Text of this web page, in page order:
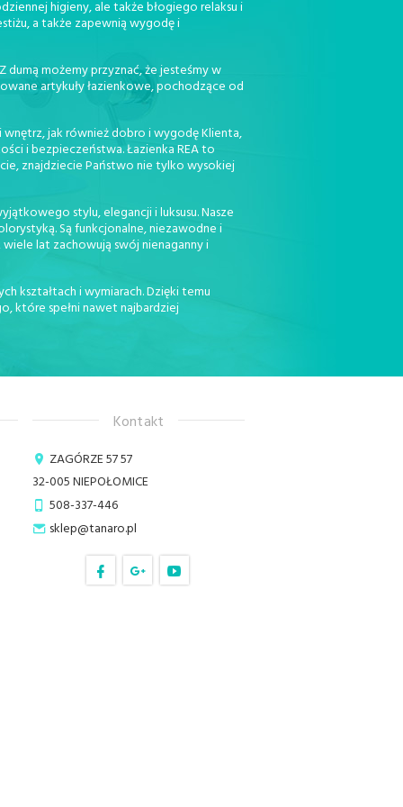
higieny, ale także błogiego relaksu i
a także zapewnią wygodę i
możemy przyznać, że jesteśmy w
artykuły łazienkowe, pochodzące od
wnętrz, jak również dobro i wygodę Klienta,
i bezpieczeństwa. Łazienka REA to
znajdziecie Państwo nie tylko wysokiej
stylu, elegancji i luksusu. Nasze
Są funkcjonalne, niezawodne i
lat zachowują swój nienaganny i
kształtach i wymiarach. Dzięki temu
które spełni nawet najbardziej
Kontakt
ZAGÓRZE 57 57
32-005NIEPOŁOMICE
508-337-446
sklep@tanaro.pl